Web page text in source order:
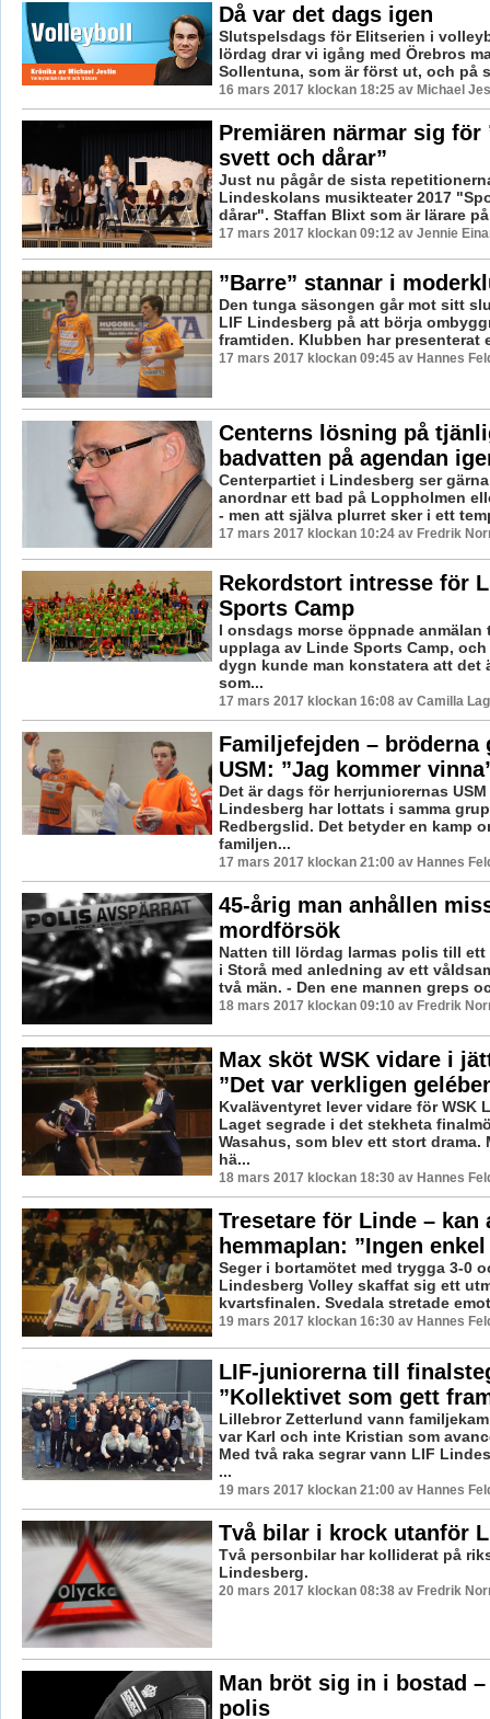
Då var det dags igen
Slutspelsdags för Elitserien i
lördag drar vi igång med Örebros
Sollentuna, som är först ut, och på
16 mars 2017 klockan 18:25 av Michael
Premiären närmar sig för
svett och dårar”
Just nu pågår de sista
Lindeskolans musikteater 2017
dårar". Staffan Blixt som är lärare
17 mars 2017 klockan 09:12 av Jennie
”Barre” stannar i
Den tunga säsongen går mot sitt
LIF Lindesberg på att börja
framtiden. Klubben har presenterat
17 mars 2017 klockan 09:45 av Hannes
Centerns lösning på
badvatten på agendan
Centerpartiet i Lindesberg ser
anordnar ett bad på Loppholmen
- men att själva plurret sker i ett
17 mars 2017 klockan 10:24 av Fredrik
Rekordstort intresse för
Sports Camp
I onsdags morse öppnade anmälan
upplaga av Linde Sports Camp,
dygn kunde man konstatera att det
som...
17 mars 2017 klockan 16:08 av Camilla
Familjefejden – bröderna
USM: ”Jag kommer
Det är dags för herrjuniorernas
Lindesberg har lottats i samma
Redbergslid. Det betyder en kamp
familjen...
17 mars 2017 klockan 21:00 av Hannes
45-årig man anhållen
mordförsök
Natten till lördag larmas polis till
i Storå med anledning av ett
två män. - Den ene mannen greps
18 mars 2017 klockan 09:10 av Fredrik
Max sköt WSK vidare i
”Det var verkligen
Kvaläventyret lever vidare för WSK
Laget segrade i det stekheta
Wasahus, som blev ett stort drama.
hä...
18 mars 2017 klockan 18:30 av Hannes
Tresetare för Linde – kan
hemmaplan: ”Ingen
Seger i bortamötet med trygga 3-0
Lindesberg Volley skaffat sig ett
kvartsfinalen. Svedala stretade
19 mars 2017 klockan 16:30 av Hannes
LIF-juniorerna till
”Kollektivet som gett
Lillebror Zetterlund vann
var Karl och inte Kristian som
Med två raka segrar vann LIF
...
19 mars 2017 klockan 21:00 av Hannes
Två bilar i krock utanför
Två personbilar har kolliderat på
Lindesberg.
20 mars 2017 klockan 08:38 av Fredrik
Man bröt sig in i bostad
polis